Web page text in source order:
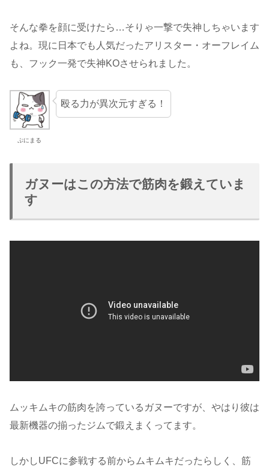
そんな拳を顔に受けたら…そりゃ一撃で失神しちゃいます
よね。現に日本でも人気だったアリスター・オーフレイム
も、フック一発で失神KOさせられました。
ぷにまる
殴る力が異次元すぎる！
ガヌーはこの方法で筋肉を鍛えていま
す
ムッキムキの筋肉を誇っているガヌーですが、やはり彼は
最新機器の揃ったジムで鍛えまくってます。
しかしUFCに参戦する前からムキムキだったらしく、筋